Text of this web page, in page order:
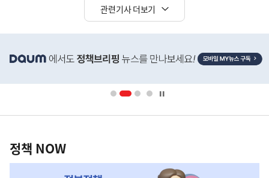
관련기사 더보기
단
영
책
NOW,
정책 NOW